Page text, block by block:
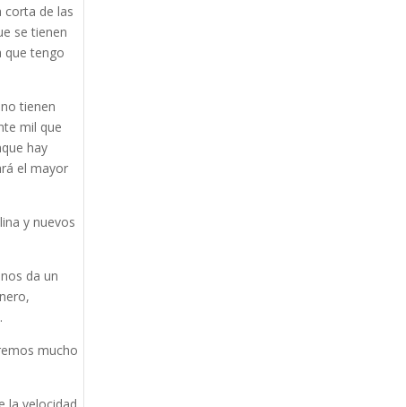
corta de las
se tienen
que tengo
tienen
mil que
hay
el mayor
y nuevos
da un
mucho